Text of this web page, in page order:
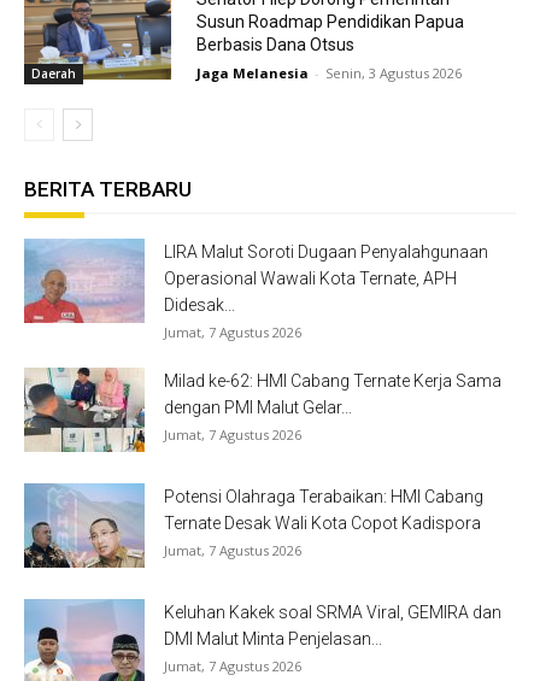
Daerah
Susun Roadmap Pendidikan Papua
Berbasis Dana Otsus
Jaga Melanesia - Senin, 3 Agustus 2026
BERITA TERBARU
LIRA Malut Soroti Dugaan Penyalahgunaan
Operasional Wawali Kota Ternate, APH
Didesak...
Jumat, 7 Agustus 2026
Milad ke-62: HMI Cabang Ternate Kerja Sama
dengan PMI Malut Gelar...
Jumat, 7 Agustus 2026
Potensi Olahraga Terabaikan: HMI Cabang
Ternate Desak Wali Kota Copot Kadispora
Jumat, 7 Agustus 2026
Keluhan Kakek soal SRMA Viral, GEMIRA dan
DMI Malut Minta Penjelasan...
Jumat, 7 Agustus 2026